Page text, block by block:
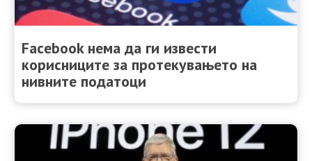
Facebook нема да ги извести
корисниците за протекувањето на
нивните податоци